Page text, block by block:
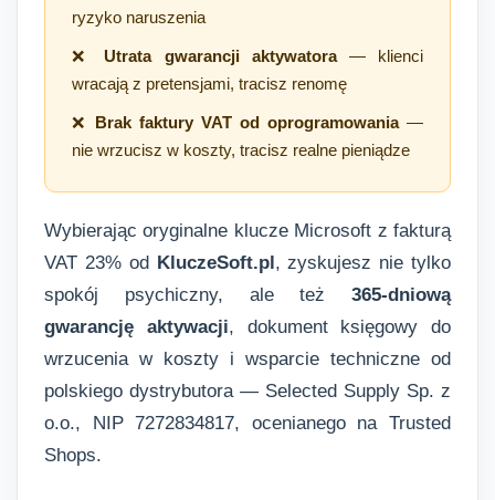
ryzyko naruszenia
❌ Utrata gwarancji aktywatora— klienci
wracają z pretensjami, tracisz renomę
❌ Brak faktury VAT od oprogramowania—
nie wrzucisz w koszty, tracisz realne pieniądze
Wybierając oryginalne klucze Microsoft z fakturą
VAT 23% od KluczeSoft.pl, zyskujesz nie tylko
spokój psychiczny, ale też 365-dniową
gwarancję aktywacji, dokument księgowy do
wrzucenia w koszty i wsparcie techniczne od
polskiego dystrybutora — Selected Supply Sp. z
o.o., NIP 7272834817, ocenianego na Trusted
Shops.